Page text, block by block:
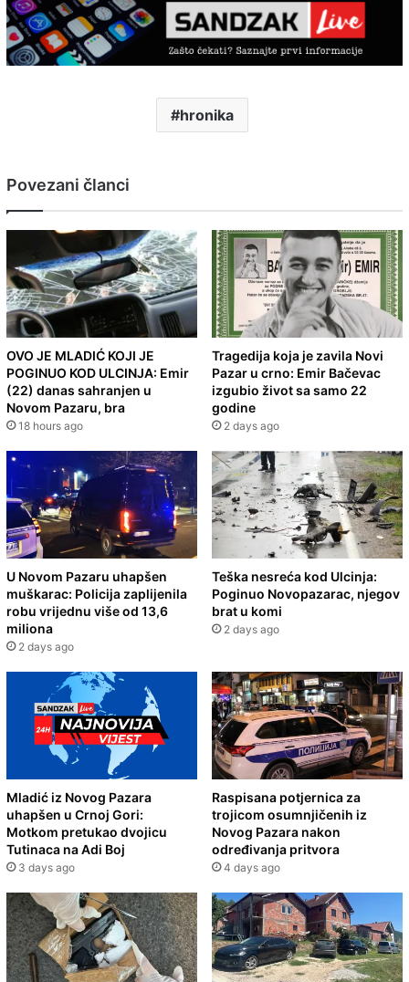
hronika
Povezani članci
OVO JE MLADIĆ KOJI JE
POGINUO KOD ULCINJA: Emir
(22) danas sahranjen u
Novom Pazaru, bra
18 hours ago
Tragedija koja je zavila Novi
Pazar u crno: Emir Bačevac
izgubio život sa samo 22
godine
2 days ago
U Novom Pazaru uhapšen
muškarac: Policija zaplijenila
robu vrijednu više od 13,6
miliona
2 days ago
Teška nesreća kod Ulcinja:
Poginuo Novopazarac, njegov
brat u komi
2 days ago
Mladić iz Novog Pazara
uhapšen u Crnoj Gori:
Motkom pretukao dvojicu
Tutinaca na Adi Boj
3 days ago
Raspisana potjernica za
trojicom osumnjičenih iz
Novog Pazara nakon
određivanja pritvora
4 days ago